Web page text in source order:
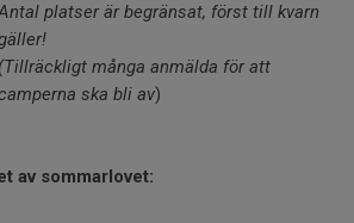
platser är begränsat, först till kvarn
(Tillräckligt många anmälda för att
ska bli av)
av sommarlovet: